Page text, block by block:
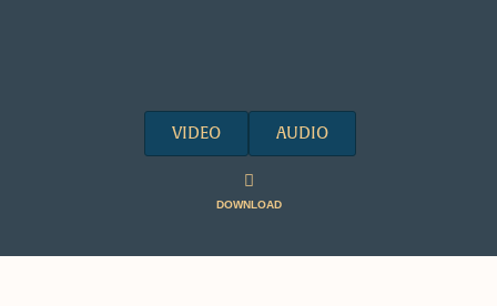
VIDEO AUDIO
DOWNLOAD